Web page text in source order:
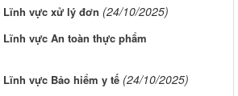
Lĩnh vực xử lý đơn (24/10/2025)
Lĩnh vực An toàn thực phẩm
Lĩnh vực Bảo hiểm y tế (24/10/2025)